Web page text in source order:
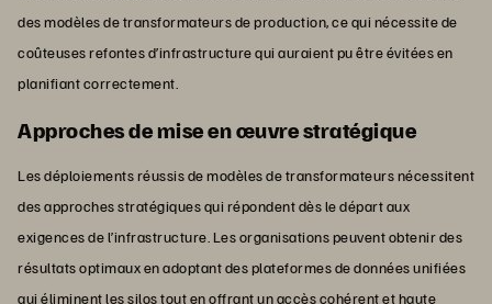
des modèles de transformateurs de production, ce qui nécessite de
coûteuses refontes d’infrastructure qui auraient pu être évitées en
planifiant correctement.
Approches de mise en œuvre stratégique
Les déploiements réussis de modèles de transformateurs nécessitent
des approches stratégiques qui répondent dès le départ aux
exigences de l’infrastructure. Les organisations peuvent obtenir des
résultats optimaux en adoptant des plateformes de données unifiées
qui éliminent les silos tout en offrant un accès cohérent et haute